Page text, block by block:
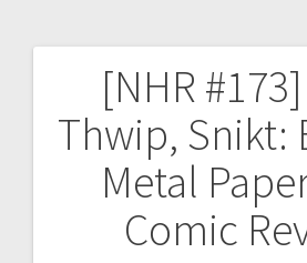
[NHR
Thwip, Snikt:
Metal
Comic